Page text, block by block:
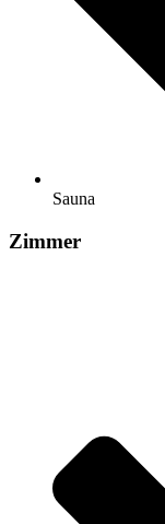
Sauna
Zimmer